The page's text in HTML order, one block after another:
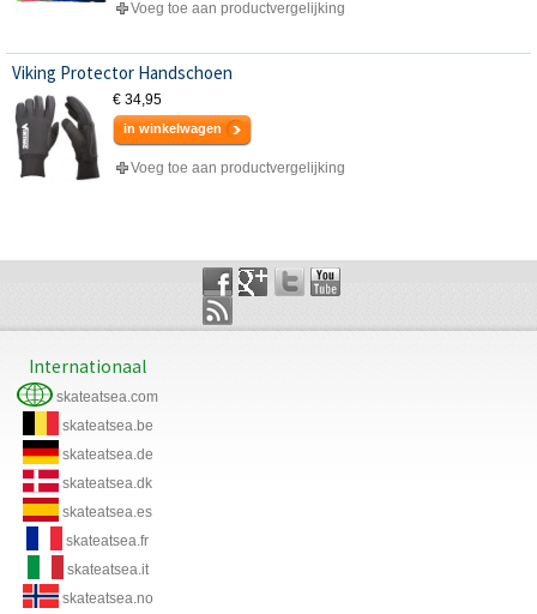
Voeg toe aan productvergelijking
Viking Protector Handschoen
€ 34,95
in winkelwagen
Voeg toe aan productvergelijking
Internationaal
skateatsea.com
skateatsea.be
skateatsea.de
skateatsea.dk
skateatsea.es
skateatsea.fr
skateatsea.it
skateatsea.no